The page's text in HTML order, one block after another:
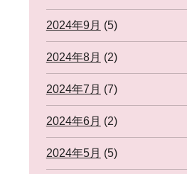
2024年9月 (5)
2024年8月 (2)
2024年7月 (7)
2024年6月 (2)
2024年5月 (5)